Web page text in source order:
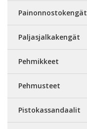
Painonnostokengät
Paljasjalkakengät
Pehmikkeet
Pehmusteet
Pistokassandaalit